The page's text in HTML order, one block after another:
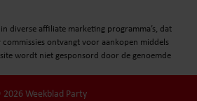
diverse affiliate marketing programma’s, dat
ontvangt voor aankopen middels
wordt niet gesponsord door de genoemde
Weekblad Party